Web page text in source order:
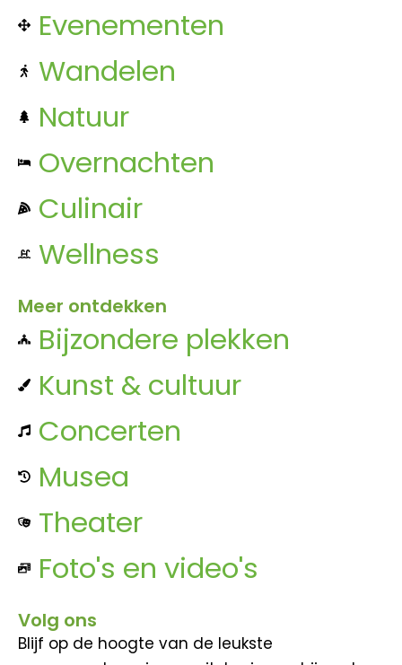
Evenementen
Wandelen
Natuur
Overnachten
Culinair
Wellness
Meer ontdekken
Bijzondere plekken
Kunst & cultuur
Concerten
Musea
Theater
Foto's en video's
Volg ons
Blijf op de hoogte van de leukste